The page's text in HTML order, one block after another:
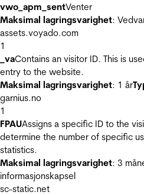
vwo_apm_sentVenter
Maksimal lagringsvarighet:
assets.voyado.com
1
_vaContains an visitor ID. This is
entry to the website.
Maksimal lagringsvarighet: 1 år
garnius.no
1
FPAUAssigns a specific ID to the
determine the number of specific
statistics.
Maksimal lagringsvarighet: 3
informasjonskapsel
sc-static.net